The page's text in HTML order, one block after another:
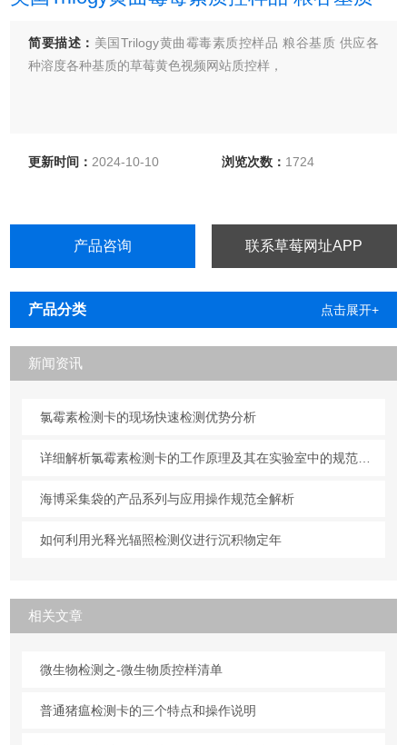
简要描述： 美国Trilogy黄曲霉毒素质控样品 粮谷基质 供应各
种溶度各种基质的草莓黄色视频网站质控样，
更新时间： 2024-10-10 浏览次数： 1724
产品咨询 联系草莓网址APP
产品分类 点击展开+
新闻资讯
氯霉素检测卡的现场快速检测优势分析
详细解析氯霉素检测卡的工作原理及其在实验室中的规范操作与维护方法
海博采集袋的产品系列与应用操作规范全解析
如何利用光释光辐照检测仪进行沉积物定年
相关文章
微生物检测之-微生物质控样清单
普通猪瘟检测卡的三个特点和操作说明